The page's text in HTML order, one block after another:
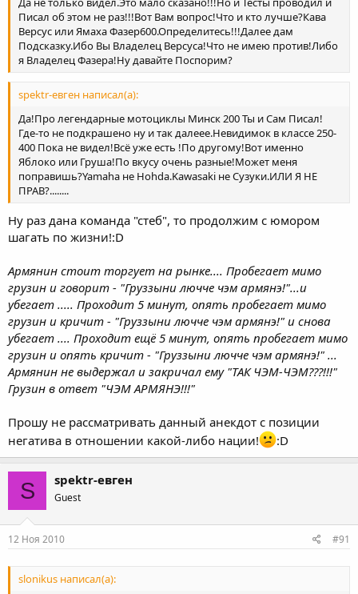
Писал об этом не раз!!!Вот Вам вопрос!Что и кто лучше?Кава
Версус или Ямаха Фазер600.Определитесь!!!Далее дам
Подсказку.Ибо Вы Владелец Версуса!Что не имею против!Либо
я Владелец Фазера!Ну давайте Поспорим?
spektr-евген написал(а):
Да!Про легендарные мотоциклы Минск 200 Ты и Сам Писал!
Где-то не подкрашено ну и так далеее.Невидимок в классе 250-
400 Пока не видел!Всё уже есть !По другому!Вот именно
Яблоко или Груша!По вкусу очень разные!Может меня
поправишь?Yamaha не Hohda.Kawasaki не Сузуки.ИЛИ Я НЕ
ПРАВ?........
Ну раз дана команда "стеб", то продолжим с юмором
шагать по жизни!:D
Армянин стоит торгует на рынке.... Пробегает мимо
грузин и говорит - "Груззыни лючче чэм армянэ!"...и
убегает ..... Проходит 5 минут, опять пробегает мимо
грузин и кричит - "Груззыни лючче чэм армянэ!" и снова
убегает .... Проходит ещё 5 минут, опять пробегает мимо
грузин и опять кричит - "Груззыни лючче чэм армянэ!" ...
Армянин не выдержал и закричал ему "ТАК ЧЭМ-ЧЭМ???!!!"
Грузин в ответ "ЧЭМ АРМЯНЭ!!!"
Прошу не рассматривать данный анекдот с позиции
негатива в отношении какой-либо нации!
:D
S spektr-евген
Guest
12 Ноя 2010 #91
slonikus написал(а):